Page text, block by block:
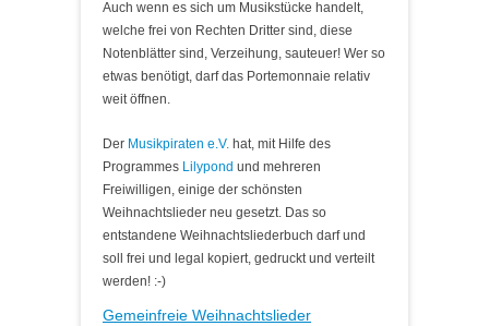
Auch wenn es sich um Musikstücke handelt,
welche frei von Rechten Dritter sind, diese
Notenblätter sind, Verzeihung, sauteuer! Wer so
etwas benötigt, darf das Portemonnaie relativ
weit öffnen.
Der Musikpiraten e.V. hat, mit Hilfe des
Programmes Lilypond und mehreren
Freiwilligen, einige der schönsten
Weihnachtslieder neu gesetzt. Das so
entstandene Weihnachtsliederbuch darf und
soll frei und legal kopiert, gedruckt und verteilt
werden! :-)
Gemeinfreie Weihnachtslieder